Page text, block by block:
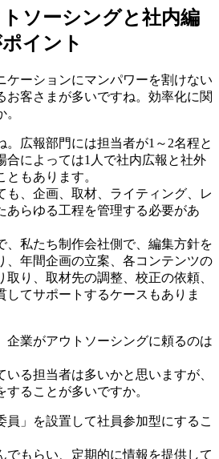
ソーシングと社内編
イント
ケーションにマンパワーを割けない
お客さまが多いですね。効率化に関
。広報部門には担当者が1～2名程と
合によっては1人で社内広報と社外
もあります。
も、企画、取材、ライティング、レ
あらゆる工程を管理する必要があ
、私たち制作会社側で、編集方針を
、年間企画の立案、各コンテンツの
り、取材先の調整、校正の依頼、
してサポートするケースもありま
企業がアウトソーシングに頼るのは
る担当者は多いかと思いますが、
ることが多いですか。
員」を設置して社員参加型にするこ
でもらい、定期的に情報を提供して